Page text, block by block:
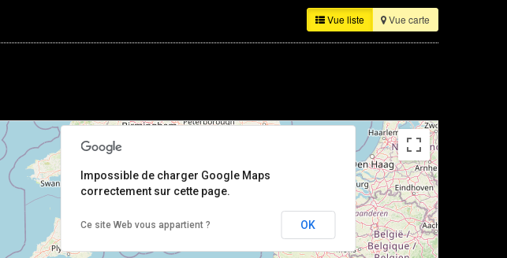
Vue liste Vue carte
Impossible de charger Google Maps
correctement sur cette page.
Ce site Web vous appartient ? OK